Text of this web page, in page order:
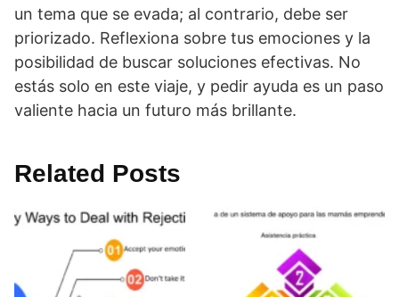
un tema que se evada; al contrario, debe ser
priorizado. Reflexiona sobre tus emociones y la
posibilidad de buscar soluciones efectivas. No
estás solo en este viaje, y pedir ayuda es un paso
valiente hacia un futuro más brillante.
Related Posts